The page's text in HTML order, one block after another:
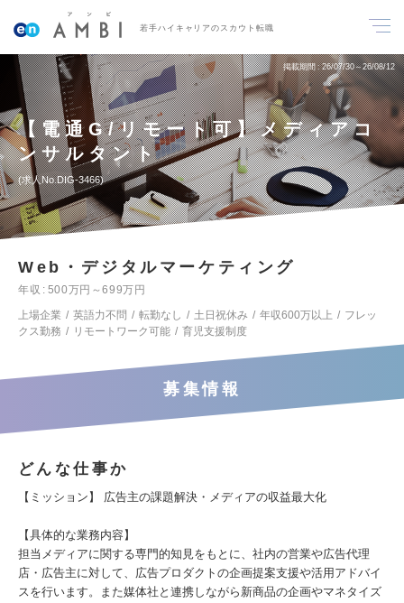
若手ハイキャリアのスカウト転職
掲載期間 26/07/30～26/08/12
【電通G/リモート可】メディアコ
ンサルタント
求人No.DIG-3466
Web・デジタルマーケティング
年収
500万円～699万円
上場企業
英語力不問 転勤なし 土日祝休み 年収600万以上
フレッ
クス勤務
リモートワーク可能 育児支援制度
募集情報
どんな仕事か
【ミッション】 広告主の課題解決・メディアの収益最大化
【具体的な業務内容】
担当メディアに関する専門的知見をもとに、社内の営業や広告代理
店・広告主に対して、広告プロダクトの企画提案支援や活用アドバイ
スを行います。また媒体社と連携しながら新商品の企画やマネタイズ